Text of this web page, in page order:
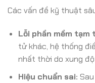
Các vấn đề kỹ thuật
Lỗi phần mềm tạm
tử khác, hệ thống
nhất thời do xung
Hiệu chuẩn sai: